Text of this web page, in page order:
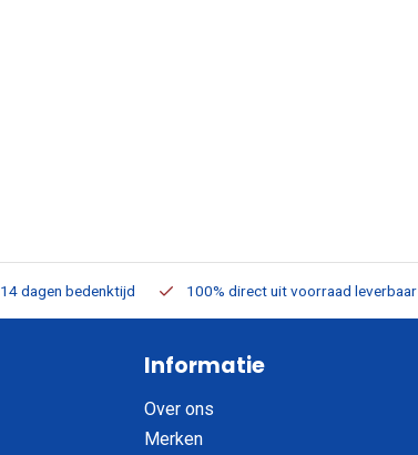
14 dagen bedenktijd 100% direct uit voorraad leverbaar
Informatie
Over ons
Merken